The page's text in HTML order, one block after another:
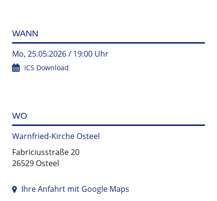
WANN
Mo, 25.05.2026 / 19:00 Uhr
ICS Download
WO
Warnfried-Kirche Osteel
Fabriciusstraße 20
26529 Osteel
Ihre Anfahrt mit Google Maps